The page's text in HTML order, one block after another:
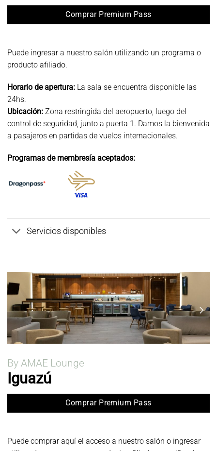
Comprar Premium Pass
Puede ingresar a nuestro salón utilizando un programa o
producto afiliado.
Horario de apertura: La sala se encuentra disponible las
24hs.
Ubicación: Zona restringida del aeropuerto, luego del
control de seguridad, junto a puerta 1. Damos la bienvenida
a pasajeros en partidas de vuelos internacionales.
Programas de membresía aceptados:
Servicios disponibles
By AMAE Lounge
Iguazú
Comprar Premium Pass
Puede comprar aquí el acceso a nuestro salón o ingresar